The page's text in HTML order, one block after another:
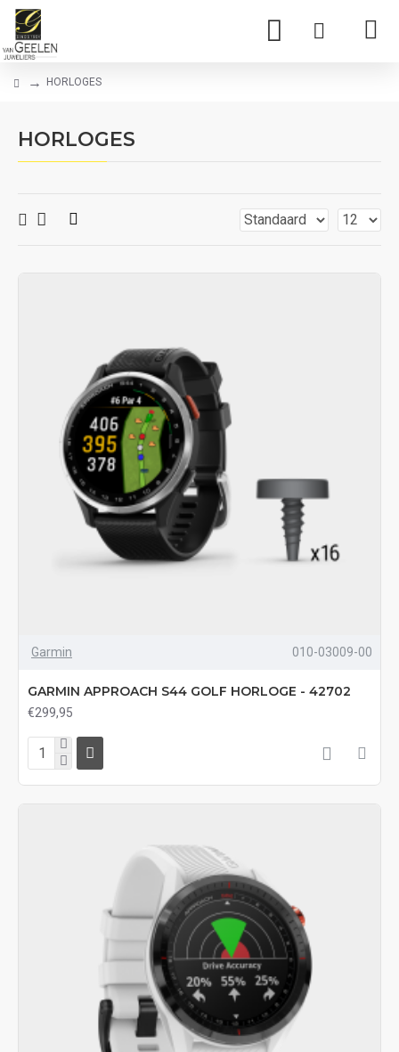
HORLOGES
HORLOGES
Garmin 010-03009-00
GARMIN APPROACH S44 GOLF HORLOGE - 42702
€299,95